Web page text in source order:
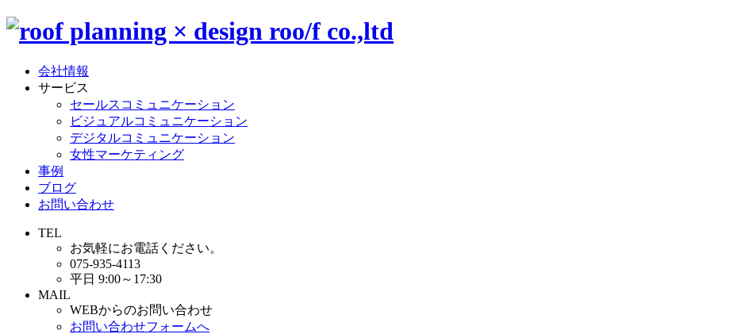
会社情報
サービス
セールスコミュニケーション
ビジュアルコミュニケーション
デジタルコミュニケーション
女性マーケティング
事例
ブログ
お問い合わせ
TEL
お気軽にお電話ください。
075-935-4113
平日 9:00～17:30
MAIL
WEBからのお問い合わせ
お問い合わせフォームへ